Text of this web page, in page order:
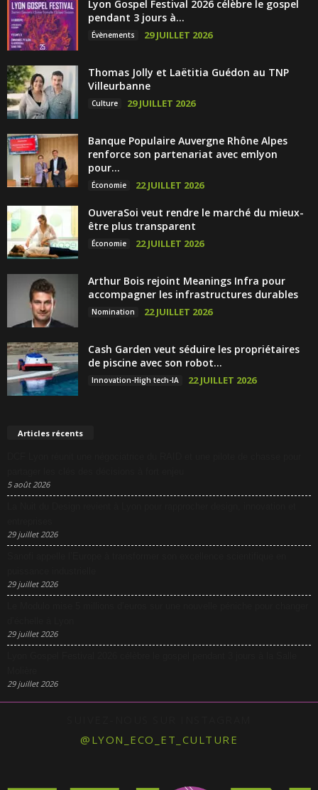
Lyon Gospel Festival 2026 célèbre le gospel
pendant 3 jours à...
Évènements 29 JUILLET 2026
Thomas Jolly et Laëtitia Guédon au TNP
Villeurbanne
Culture 29 JUILLET 2026
Banque Populaire Auvergne Rhône Alpes
renforce son partenariat avec emlyon
pour...
Économie 22 JUILLET 2026
OuveraSoi veut rendre le marché du mieux-
être plus transparent
Économie 22 JUILLET 2026
Arthur Bois rejoint Meanings Infra pour
accompagner les infrastructures durables
Nomination 22 JUILLET 2026
Cash Garden veut séduire les propriétaires
de piscine avec son robot...
Innovation-High tech-IA 22 JUILLET 2026
Articles récents
5 août 2026
29 juillet 2026
29 juillet 2026
29 juillet 2026
29 juillet 2026
@LYON_ECO_ET_CULTURE